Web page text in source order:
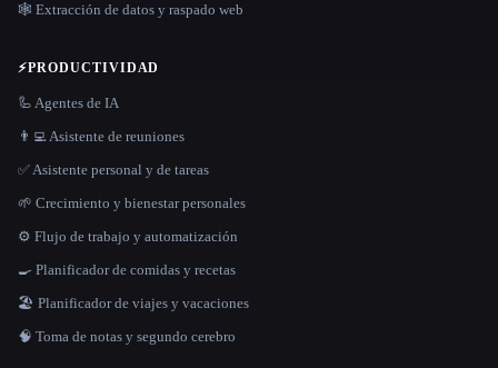
🕸️ Extracción de datos y raspado web
⚡PRODUCTIVIDAD
🦾 Agentes de IA
👨‍💻 Asistente de reuniones
✅ Asistente personal y de tareas
🌱 Crecimiento y bienestar personales
⚙️ Flujo de trabajo y automatización
🍳 Planificador de comidas y recetas
🏖 Planificador de viajes y vacaciones
🧠 Toma de notas y segundo cerebro